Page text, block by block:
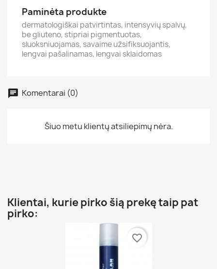
Paminėta produkte
dermatologiškai patvirtintas, intensyvių spalvų,
be gliuteno, stipriai pigmentuotas,
sluoksniuojamas, savaime užsifiksuojantis,
lengvai pašalinamas, lengvai sklaidomas
Komentarai (0)
Šiuo metu klientų atsiliepimų nėra.
Klientai, kurie pirko šią prekę taip pat
pirko:
favorite_border